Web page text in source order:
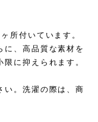
所付いています。
に、高品質な素材を
に抑えられます。
。洗濯の際は、商